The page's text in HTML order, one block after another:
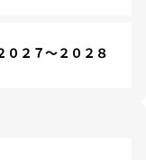
２７～２０２８